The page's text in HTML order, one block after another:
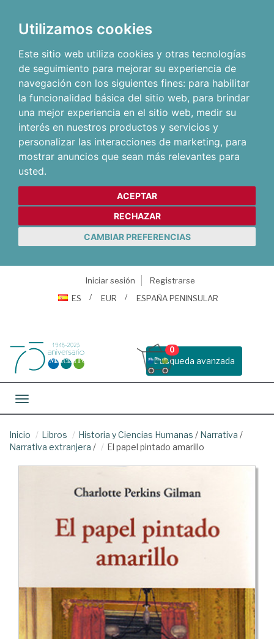
Utilizamos cookies
Este sitio web utiliza cookies y otras tecnologías
de seguimiento para mejorar su experiencia de
navegación con los siguientes fines: para habilitar
la funcionalidad básica del sitio web, para brindar
una mejor experiencia en el sitio web, medir su
interés en nuestros productos y servicios y
personalizar las interacciones de marketing, para
mostrar anuncios que sean más relevantes para
usted.
ACEPTAR
RECHAZAR
CAMBIAR PREFERENCIAS
Iniciar sesión
Registrarse
ES
EUR ESPAÑA PENINSULAR
Busqueda avanzada
0
Toggle navigation
Inicio Libros Historia y Ciencias Humanas / Narrativa /
Narrativa extranjera / El papel pintado amarillo